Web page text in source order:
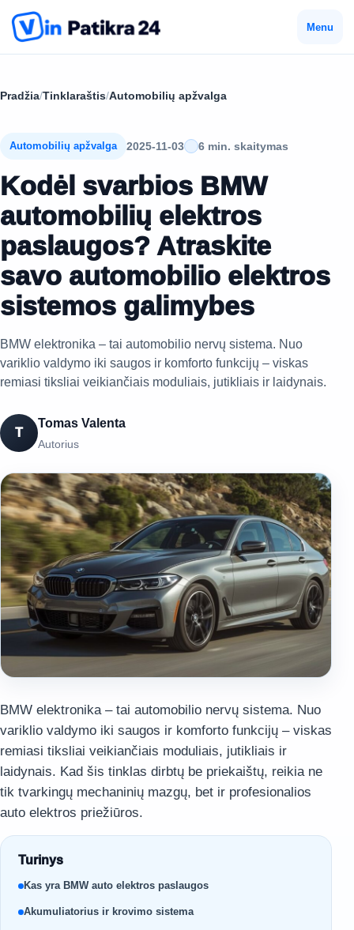
Menu
Pradžia/Tinklaraštis/Automobilių apžvalga
Automobilių apžvalga 2025-11-03 6 min. skaitymas
Kodėl svarbios BMW
automobilių elektros
paslaugos? Atraskite
savo automobilio elektros
sistemos galimybes
BMW elektronika – tai automobilio nervų sistema. Nuo
variklio valdymo iki saugos ir komforto funkcijų – viskas
remiasi tiksliai veikiančiais moduliais, jutikliais ir laidynais.
T
Tomas Valenta
Autorius
BMW elektronika – tai automobilio nervų sistema. Nuo
variklio valdymo iki saugos ir komforto funkcijų – viskas
remiasi tiksliai veikiančiais moduliais, jutikliais ir
laidynais. Kad šis tinklas dirbtų be priekaištų, reikia ne
tik tvarkingų mechaninių mazgų, bet ir profesionalios
auto elektros priežiūros.
Turinys
Kas yra BMW auto elektros paslaugos
Akumuliatorius ir krovimo sistema